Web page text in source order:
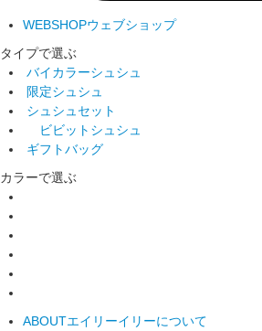
WEBSHOPウェブショップ
タイプで選ぶ
バイカラーシュシュ
限定シュシュ
シュシュセット
ビビットシュシュ
ギフトバッグ
カラーで選ぶ
ABOUTエイリーイリーについて